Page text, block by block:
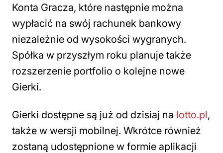
Konta Gracza, które następnie można
wypłacić na swój rachunek bankowy
niezależnie od wysokości wygranych.
Spółka w przyszłym roku planuje także
rozszerzenie portfolio o kolejne nowe
Gierki.
Gierki dostępne są już od dzisiaj na lotto.pl,
także w wersji mobilnej. Wkrótce również
zostaną udostępnione w formie aplikacji